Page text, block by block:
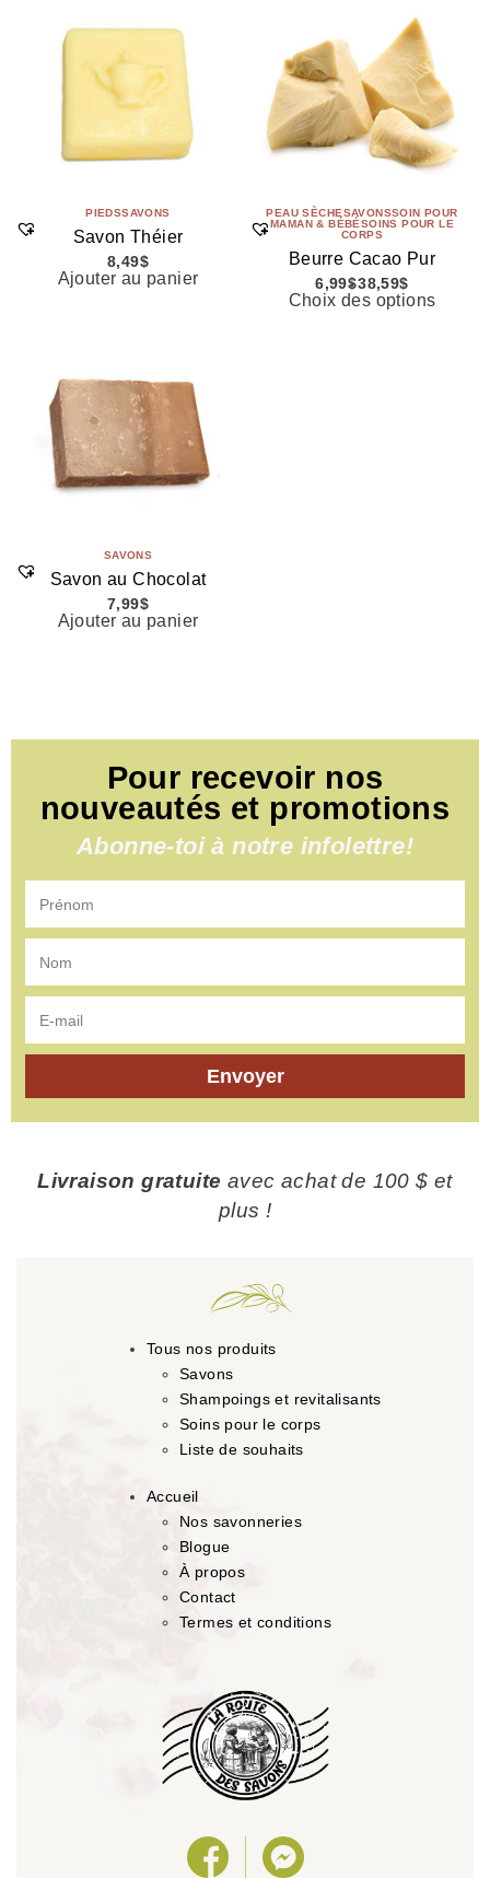
PIEDSSAVONS
Savon Théier
8,49$
Ajouter au panier
PEAU SÈCHESAVONSSOIN POUR
MAMAN & BÉBÉSOINS POUR LE
CORPS
Beurre Cacao Pur
6,99$38,59$
Choix des options
SAVONS
Savon au Chocolat
7,99$
Ajouter au panier
Pour recevoir nos
nouveautés et promotions
Abonne-toi à notre infolettre!
Envoyer
Livraison gratuite avec achat de 100 $ et
plus !
Tous nos produits
Savons
Shampoings et revitalisants
Soins pour le corps
Liste de souhaits
Accueil
Nos savonneries
Blogue
À propos
Contact
Termes et conditions